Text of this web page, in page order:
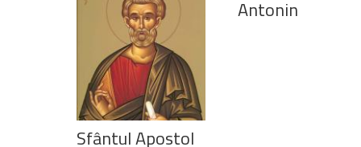
Sfântul Apostol
Antonin